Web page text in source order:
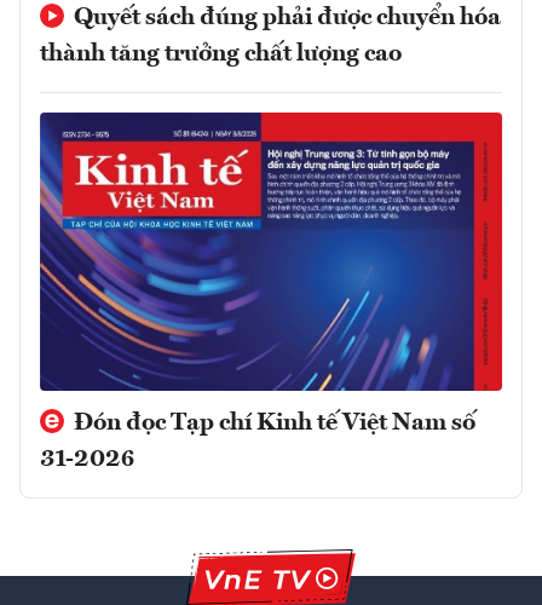
Quyết sách đúng phải được chuyển hóa
thành tăng trưởng chất lượng cao
Đón đọc Tạp chí Kinh tế Việt Nam số
31-2026